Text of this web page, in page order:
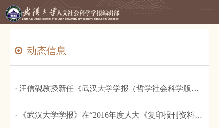
动态信息
· 汪信砚教授新任《武汉大学学报（哲学社会科学版）（人文科学版）》主编
· 《武汉大学学报》在“2016年度人大《复印报刊资料》转载指数排名”中再创佳绩